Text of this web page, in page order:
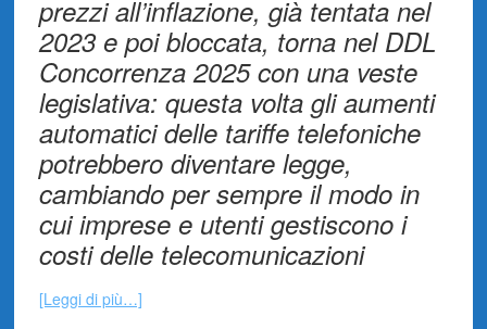
prezzi all’inflazione, già tentata nel
2023 e poi bloccata, torna nel DDL
Concorrenza 2025 con una veste
legislativa: questa volta gli aumenti
automatici delle tariffe telefoniche
potrebbero diventare legge,
cambiando per sempre il modo in
cui imprese e utenti gestiscono i
costi delle telecomunicazioni
[Leggi di più…]